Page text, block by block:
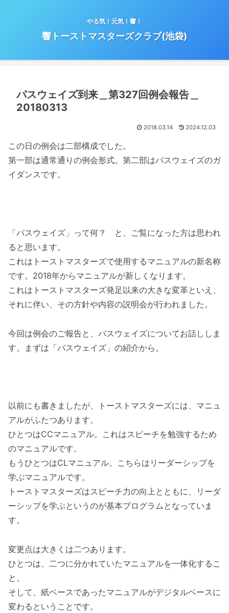
やる気！元気！響！
響トーストマスターズクラブ(池袋)
パスウェイズ到来＿第327回例会報告＿
20180313
2018.03.14 2024.12.03
この日の例会は二部構成でした。
第一部は通常通りの例会形式。第二部はパスウェイズのガ
イダンスです。
「パスウェイズ」って何？ と、ご覧になった方は思われ
ると思います。
これはトーストマスターズで使用するマニュアルの新名称
です。2018年からマニュアルが新しくなります。
これはトーストマスターズ発足以来の大きな変革といえ、
それに伴い、その方針や内容の説明会が行われました。
今回は例会のご報告と、パスウェイズについてお話ししま
す。まずは「パスウェイズ」の紹介から。
以前にも書きましたが、トーストマスターズには、マニュ
アルがふたつあります。
ひとつはCCマニュアル。これはスピーチを勉強するため
のマニュアルです。
もうひとつはCLマニュアル。こちらはリーダーシップを
学ぶマニュアルです。
トーストマスターズはスピーチ力の向上とともに、リーダ
ーシップを学ぶというのが基本プログラムとなっていま
す。
変更点は大きくは二つあります。
ひとつは、二つに分かれていたマニュアルを一体化するこ
と。
そして、紙ベースであったマニュアルがデジタルベースに
変わるということです。